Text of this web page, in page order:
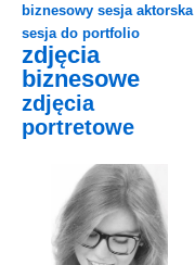
biznesowy sesja aktorska
sesja do portfolio
zdjęcia
biznesowe
zdjęcia
portretowe